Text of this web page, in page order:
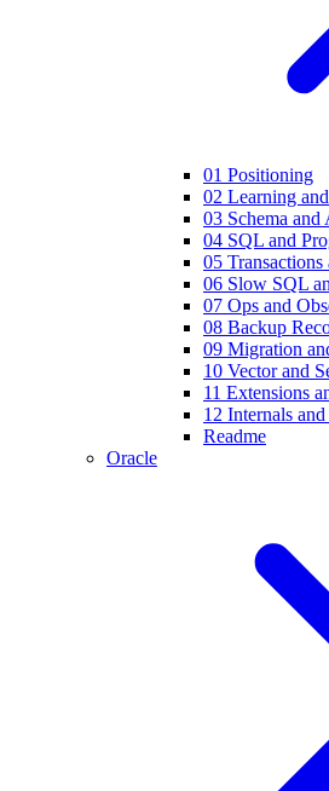
01 Positioning
02 Learning
03 Schema and
04 SQL and
05
06 Slow SQL
07 Ops and
08 Backup
09 Migration
10 Vector and
11 Extensions
12 Internals
Readme
Oracle